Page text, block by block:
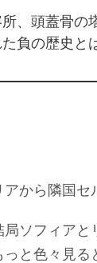
、頭蓋骨の
負の歴史と
から隣国セ
局ソフィアと
っと色々見